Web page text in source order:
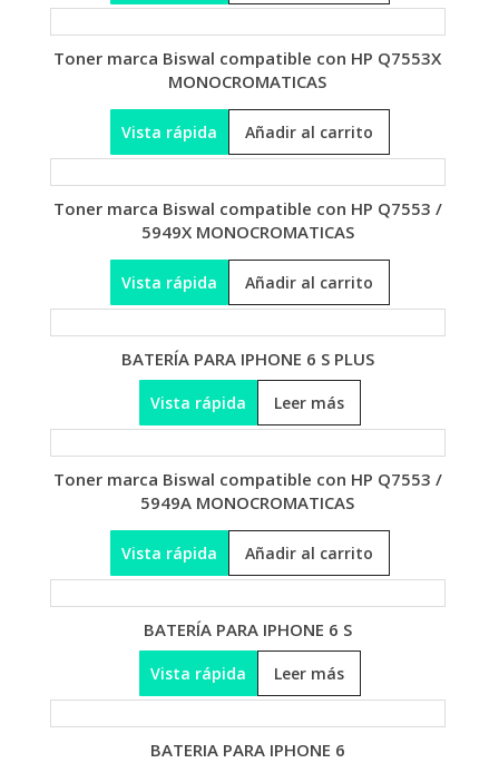
Toner marca Biswal compatible con HP Q7553X
MONOCROMATICAS
Añadir al carrito
Vista rápida
Toner marca Biswal compatible con HP Q7553 /
5949X MONOCROMATICAS
Añadir al carrito
Vista rápida
BATERÍA PARA IPHONE 6 S PLUS
Leer más
Vista rápida
Toner marca Biswal compatible con HP Q7553 /
5949A MONOCROMATICAS
Añadir al carrito
Vista rápida
BATERÍA PARA IPHONE 6 S
Leer más
Vista rápida
BATERIA PARA IPHONE 6